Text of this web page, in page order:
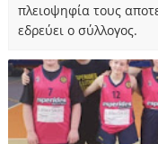
πλειοψηφία τους
εδρεύει ο σύλλογος.